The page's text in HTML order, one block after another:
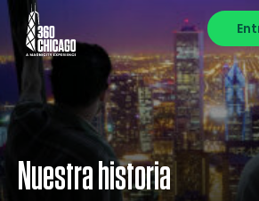
Nuestra historia